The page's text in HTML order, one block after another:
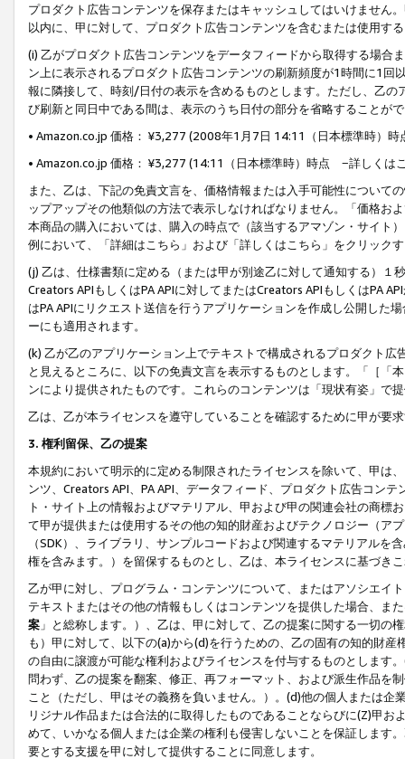
プロダクト広告コンテンツを保存またはキャッシュしてはいけません
以内に、甲に対して、プロダクト広告コンテンツを含むまたは使用す
(i) 乙がプロダクト広告コンテンツをデータフィードから取得する場合
ン上に表示されるプロダクト広告コンテンツの刷新頻度が1時間に1
報に隣接して、時刻/日付の表示を含めるものとします。ただし、乙
び刷新と同日中である間は、表示のうち日付の部分を省略することが
• Amazon.co.jp 価格： ¥3,277 (2008年1月7日 14:11（日本標準時）
• Amazon.co.jp 価格： ¥3,277 (14:11（日本標準時）時点 −詳しくは
また、乙は、下記の免責文言を、価格情報または入手可能性について
ップアップその他類似の方法で表示しなければなりません。「価格
本商品の購入においては、購入の時点で（該当するアマゾン・サイト
例において、「詳細はこちら」および「詳しくはこちら」をクリック
(j) 乙は、仕様書類に定める（または甲が別途乙に対して通知する）
Creators APIもしくはPA APIに対してまたはCreators APIもしくはPA
はPA APIにリクエスト送信を行うアプリケーションを作成し公開した
ーにも適用されます。
(k) 乙が乙のアプリケーション上でテキストで構成されるプロダクト
と見えるところに、以下の免責文言を表示するものとします。「［「
ンにより提供されたものです。これらのコンテンツは「現状有姿」で
乙は、乙が本ライセンスを遵守していることを確認するために甲が要
3. 権利留保、乙の提案
本規約において明示的に定める制限されたライセンスを除いて、甲は
ンツ、Creators API、PA API、データフィード、プロダクト広告コン
ト・サイト上の情報およびマテリアル、甲および甲の関連会社の商
て甲が提供または使用するその他の知的財産およびテクノロジー（ア
（SDK）、ライブラリ、サンプルコードおよび関連するマテリアル
権を含みます。）を留保するものとし、乙は、本ライセンスに基づき
乙が甲に対し、プログラム・コンテンツについて、またはアソシエイ
テキストまたはその他の情報もしくはコンテンツを提供した場合、ま
案 」と総称します。）、乙は、甲に対して、乙の提案に関する一切
も）甲に対して、以下の(a)から(d)を行うための、乙の固有の知的財
の自由に譲渡が可能な権利およびライセンスを付与するものとします
問わず、乙の提案を翻案、修正、再フォーマット、および派生作品を
こと（ただし、甲はその義務を負いません。）。(d)他の個人または
リジナル作品または合法的に取得したものであることならびに(Z)甲
めて、いかなる個人または企業の権利も侵害しないことを保証します
要とする支援を甲に対して提供することに同意します。